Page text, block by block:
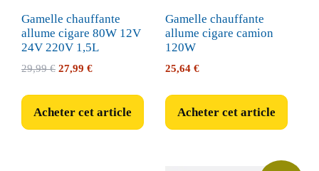
Gamelle chauffante
allume cigare 80W 12V
24V 220V 1,5L
29,99€ Le
était :
29,99 €.
27,99 €Le
est :
27,99 €.
Acheter cet article
Gamelle chauffante
allume cigare camion
120W
25,64 €
Acheter cet article